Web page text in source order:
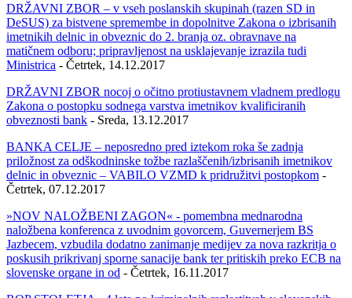
DRŽAVNI ZBOR – v vseh poslanskih skupinah (razen SD in
DeSUS) za bistvene spremembe in dopolnitve Zakona o izbrisanih
imetnikih delnic in obveznic do 2. branja oz. obravnave na
matičnem odboru; pripravljenost na usklajevanje izrazila tudi
Ministrica - Četrtek, 14.12.2017
DRŽAVNI ZBOR nocoj o očitno protiustavnem vladnem predlogu
Zakona o postopku sodnega varstva imetnikov kvalificiranih
obveznosti bank - Sreda, 13.12.2017
BANKA CELJE – neposredno pred iztekom roka še zadnja
priložnost za odškodninske tožbe razlaščenih/izbrisanih imetnikov
delnic in obveznic – VABILO VZMD k pridružitvi postopkom -
Četrtek, 07.12.2017
»NOV NALOŽBENI ZAGON« - pomembna mednarodna
naložbena konferenca z uvodnim govorcem, Guvernerjem BS
Jazbecem, vzbudila dodatno zanimanje medijev za nova razkritja o
poskusih prikrivanj sporne sanacije bank ter pritiskih preko ECB na
slovenske organe in od - Četrtek, 16.11.2017